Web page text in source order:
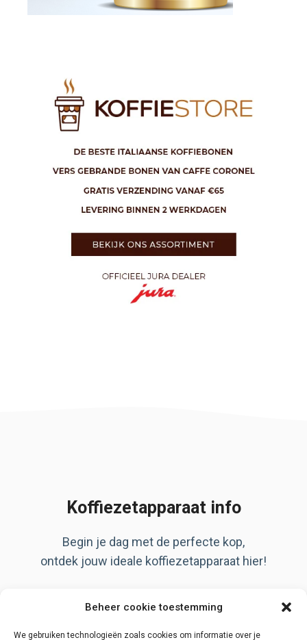
Beheer cookie toestemming
We gebruiken technologieën zoals cookies om informatie over je
Koffiezetapparaat info
Begin je dag met de perfecte kop,
ontdek jouw ideale koffiezetapparaat hier!
Privacy Policy